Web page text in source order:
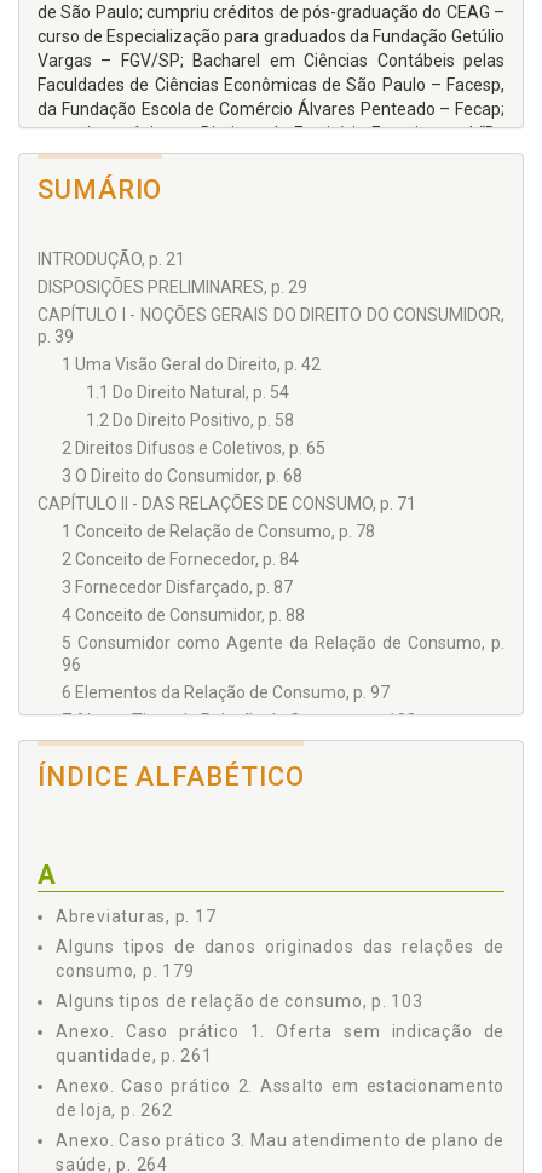
de São Paulo; cumpriu créditos de pós-graduação do CEAG –
curso de Especialização para graduados da Fundação Getúlio
Vargas – FGV/SP; Bacharel em Ciências Contábeis pelas
Faculdades de Ciências Econômicas de São Paulo – Facesp,
da Fundação Escola de Comércio Álvares Penteado – Fecap;
cumpriu estágio em Direito pelo Escritório Experimental “Dr.
Paulo Sérgio Leite Fernandes”, mantido pela OAB/SP;
Palestrante por diversas entidades, entre as quais o CRC –
Sebrae/PR, para as áreas de Legislação e Financeira;
Professor de Direito Arbitral e Empresarial em diversas
entidades, destacando-se o TACOM – Tribunal Arbitral de
Maringá, e o curso de pós-graduação do Instituto
Paranaense de Ensino de Maringá/PR; Professor de Direito
Civil e Direito Tributário; Professor do curso de preparação
para Exame de Ordem da Projus, Maringá/PR; Autor dos
livros: A Roda da Vida, RCR Editora, São Paulo e Como
Formar o Preço de Venda, Editora Projus, Maringá/R, além de
vários artigos publicados em diversas revistas
especializadas. Foi Diretor e Gerente de diversas empresas
nacionais de porte, em São Paulo, gerenciando áreas como a
Financeira, a Administrativa, a Comercial e a de Recursos
Humanos; destacou-se em diversos setores, unificando
áreas humanas e sociais com finanças e jurídicas.
Atualmente, é apresentador do Programa: Construinfo
Cidadania, pela RTV – Canal 10 de Maringá/PR.
SUMÁRIO
INTRODUÇÃO, p. 21
DISPOSIÇÕES PRELIMINARES, p. 29
CAPÍTULO I - NOÇÕES GERAIS DO DIREITO DO CONSUMIDOR,
p. 39
1 Uma Visão Geral do Direito, p. 42
1.1 Do Direito Natural, p. 54
1.2 Do Direito Positivo, p. 58
2 Direitos Difusos e Coletivos, p. 65
3 O Direito do Consumidor, p. 68
CAPÍTULO II - DAS RELAÇÕES DE CONSUMO, p. 71
1 Conceito de Relação de Consumo, p. 78
2 Conceito de Fornecedor, p. 84
3 Fornecedor Disfarçado, p. 87
4 Conceito de Consumidor, p. 88
5 Consumidor como Agente da Relação de Consumo, p.
96
6 Elementos da Relação de Consumo, p. 97
7 Alguns Tipos de Relação de Consumo, p. 103
8 Princípios Básicos da Relação de Consumo, p. 106
9 O Código Civil e o Direito do Consumidor, p. 119
3 Das Espécies de Dano, p. 130
3.1 Do Dano Material, p. 131
3.2 Do Dano Moral, p. 132
4 Do Nexo Causal, p. 133
5 Da Culpa e do Dolo, p. 134
CAPÍTULO IV - NOÇÕES GERAIS DE DANOS MORAIS, p. 141
1 Natureza Jurídica do Dano Moral, p. 155
2 Da Dignidade da Pessoa Humana, p. 163
3 Da Integridade da Pessoa Humana, p. 170
4 O Dano Moral no Direito Comparado, p. 173
CAPÍTULO V - DANOS MORAIS NAS RELAÇÕES DE
ÍNDICE ALFABÉTICO
A
Abreviaturas, p. 17
Alguns tipos de danos originados das relações de
consumo, p. 179
Alguns tipos de relação de consumo, p. 103
Anexo. Caso prático 1. Oferta sem indicação de
quantidade, p. 261
Anexo. Caso prático 2. Assalto em estacionamento
de loja, p. 262
Anexo. Caso prático 3. Mau atendimento de plano de
saúde, p. 264